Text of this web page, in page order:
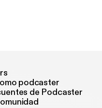
podcaster
de Podcaster